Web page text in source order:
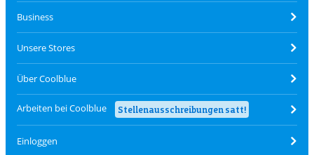
Business
Unsere Stores
Über Coolblue
Arbeiten bei Coolblue Stellenausschreibungen satt!
Einloggen